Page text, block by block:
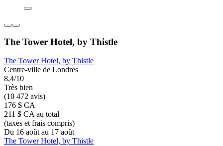
The Tower Hotel, by Thistle
The Tower Hotel, by Thistle
Centre-ville de Londres
8,4/10
Très bien
(10 472 avis)
176 $ CA
211 $ CA au total
(taxes et frais compris)
Du 16 août au 17 août
The Tower Hotel, by Thistle